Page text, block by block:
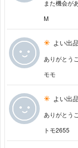
また機会が
M
よい出
ありがとう
モモ
よい出
ありがとう
トモ2655